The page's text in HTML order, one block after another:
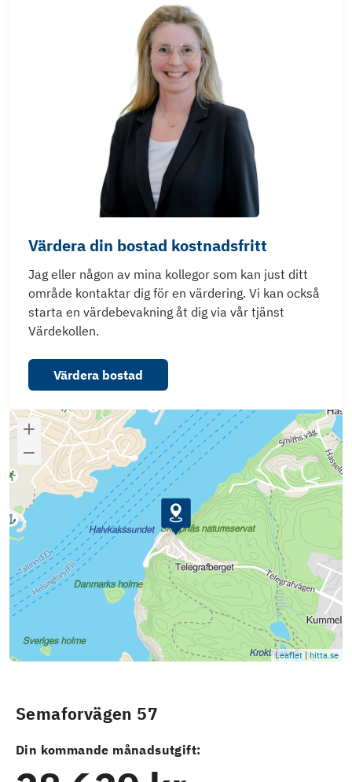
Värdera din bostad kostnadsfritt
Jag eller någon av mina kollegor som kan just ditt
område kontaktar dig för en värdering. Vi kan också
starta en värdebevakning åt dig via vår tjänst
Värdekollen.
Värdera bostad
Leaflet | hitta.se
Semaforvägen 57
Din kommande månadsutgift: